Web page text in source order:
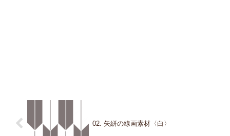
02. 矢絣の線画素材〈白〉